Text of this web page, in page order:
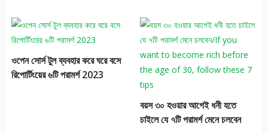
ওপেন সোর্স টুল ব্যবহার করে ঘরে বসে
রিপোর্টিংয়ের ৬টি পরামর্শ 2023
বয়স ৩০ হওয়ার আগেই ধনী হতে
চাইলে যে ৭টি পরামর্শ মেনে চলবেন